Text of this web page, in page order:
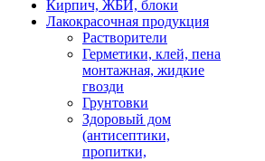
Кирпич, ЖБИ, блоки
Лакокрасочная продукция
Растворители
Герметики, клей, пена
монтажная, жидкие
гвозди
Грунтовки
Здоровый дом
(антисептики,
пропитки,